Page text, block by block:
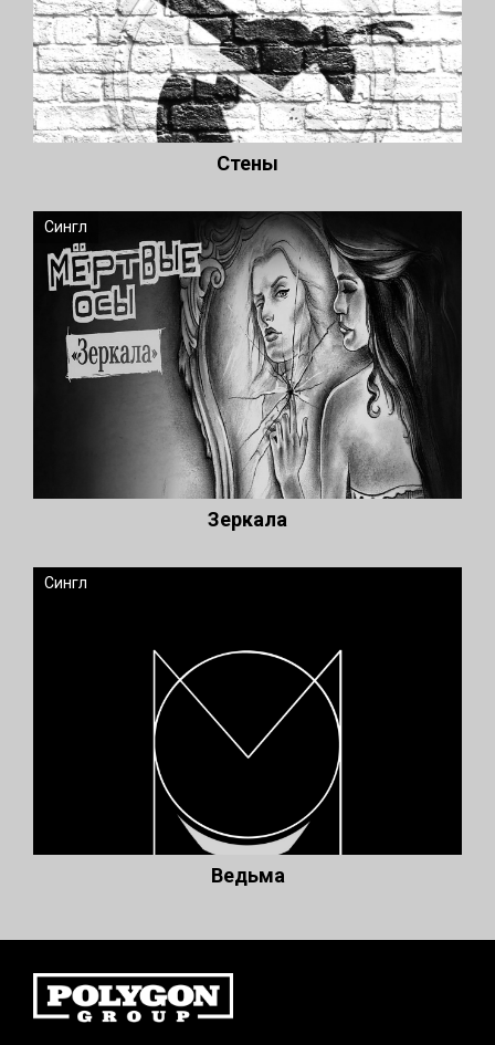
Стены
Сингл
Зеркала
Сингл
Ведьма